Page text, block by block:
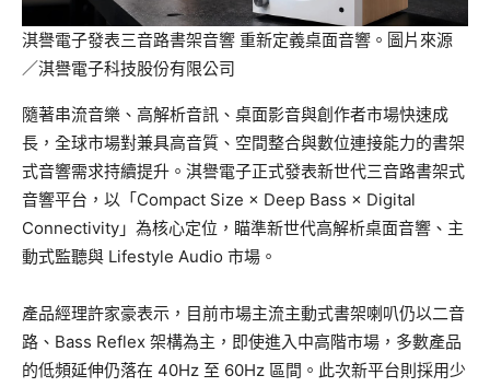
淇譽電子發表三音路書架音響 重新定義桌面音響。圖片來源
／淇譽電子科技股份有限公司
隨著串流音樂、高解析音訊、桌面影音與創作者市場快速成
長，全球市場對兼具高音質、空間整合與數位連接能力的書架
式音響需求持續提升。淇譽電子正式發表新世代三音路書架式
音響平台，以「Compact Size × Deep Bass × Digital
Connectivity」為核心定位，瞄準新世代高解析桌面音響、主
動式監聽與 Lifestyle Audio 市場。
產品經理許家豪表示，目前市場主流主動式書架喇叭仍以二音
路、Bass Reflex 架構為主，即使進入中高階市場，多數產品
的低頻延伸仍落在 40Hz 至 60Hz 區間。此次新平台則採用少